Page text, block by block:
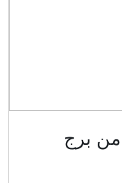
من برج